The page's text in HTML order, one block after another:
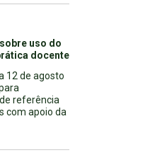
uso do
docente
12 de agosto
referência
com apoio da